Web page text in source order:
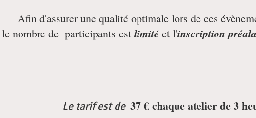
Afin d'assurer une qualité optimale lors de ces
le nombre de participants est limité et l'inscription
Le tarif est de 37 € chaque atelier de 3